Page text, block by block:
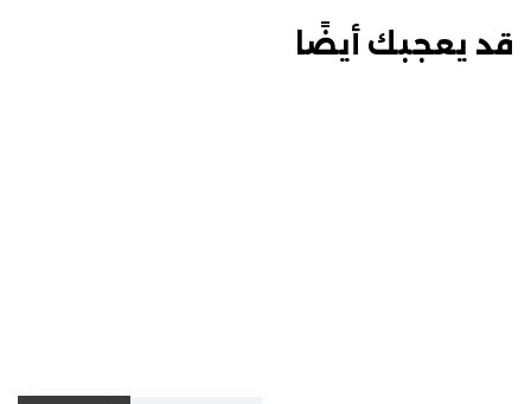
قد يعجبك أيضًا